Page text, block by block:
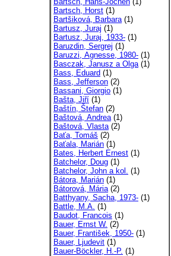
Bartsch, Horst (1)
Bartšiková, Barbara(1)
Bartusz, Juraj (1)
Bartusz, Juraj, 1933- (1)
Baruzdin, Sergrej (1)
Baruzzi, Agnesse, 1980- (1)
Basczak, Janusz a Olga(1)
Bass, Eduard (1)
Bass, Jefferson (2)
Bassani, Giorgio (1)
Bašta, Jiří (1)
Baštín, Štefan (2)
Baštová, Andrea(1)
Baštová, Vlasta(2)
Baťa, Tomáš (2)
Baťala, Marián (1)
Bates, Herbert Ernest (1)
Batchelor, Doug (1)
Batchelor, John a kol. (1)
Bátora, Marián (1)
Bátorová, Mária(2)
Batthyany, Sacha, 1973- (1)
Battle, M.A. (1)
Baudot, Francois (1)
Bauer, Ernst W. (2)
Bauer, František, 1950- (1)
Bauer, Ljudevit (1)
Bauer-Böckler, H.-P. (1)